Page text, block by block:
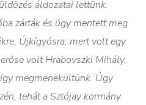
áldozatai lettünk.
zárták és úgy mentett meg
Újkígyósra, mert volt egy
volt Hrabovszki Mihály,
megmenekültünk. Úgy
tehát a Sztójay kormány